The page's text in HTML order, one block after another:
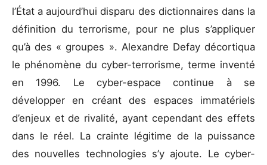
l’État a aujourd’hui disparu des dictionnaires dans la
définition du terrorisme, pour ne plus s’appliquer
qu’à des « groupes ». Alexandre Defay décortiqua
le phénomène du cyber-terrorisme, terme inventé
en 1996. Le cyber-espace continue à se
développer en créant des espaces immatériels
d’enjeux et de rivalité, ayant cependant des effets
dans le réel. La crainte légitime de la puissance
des nouvelles technologies s’y ajoute. Le cyber-